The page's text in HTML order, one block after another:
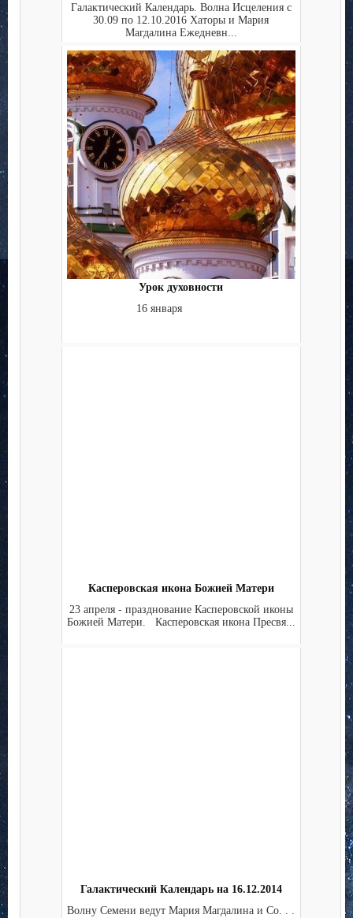
Галактический Календарь. Волна Исцеления с
30.09 по 12.10.2016 Хаторы и Мария
Магдалина Ежедневн...
Урок духовности
16 января
Касперовская икона Божией Матери
23 апреля - празднование Касперовской иконы
Божией Матери. Касперовская икона Пресвя...
Галактический Календарь на 16.12.2014
Волну Семени ведут Мария Магдалина и Co. . .